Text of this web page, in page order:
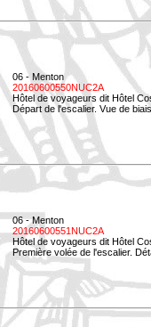
06 - Menton
20160600550NUC2A
Hôtel de voyageurs dit Hôtel
Départ de l'escalier. Vue de
06 - Menton
20160600551NUC2A
Hôtel de voyageurs dit Hôtel
Première volée de l'escalier.